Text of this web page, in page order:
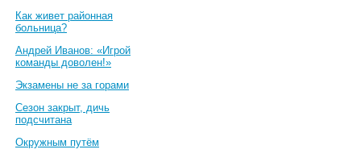
Как живет районная
больница?
Андрей Иванов: «Игрой
команды доволен!»
Экзамены не за горами
Сезон закрыт, дичь
подсчитана
Окружным путём